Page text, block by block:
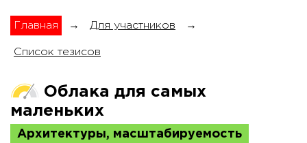
Главная → Для участников →
Список тезисов
Облака для самых
маленьких
Архитектуры, масштабируемость